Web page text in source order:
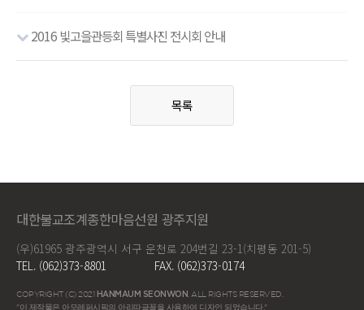
2016 빛고을관등회 특별사진 전시회 안내
목록
대한불교조계종한마음선원 광주지원
(우)61965 광주광역시 서구 운천로 204번길 23-1(치평동 201-5)
TEL. (062)373-8801
FAX. (062)373-0174
COPYRIGHT (C) 2021 HANMAUM SEONWON . ALL RIGHTS RESERVED.
"이 제작물은 아모레퍼시픽의 아리따글꼴을 사용하여 디자인 되었습니다."